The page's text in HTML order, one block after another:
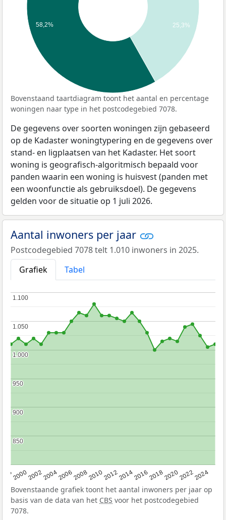
25,3%
58,2%
Bovenstaand taartdiagram toont het aantal en percentage
woningen naar type in het postcodegebied 7078.
De gegevens over soorten woningen zijn gebaseerd
op de Kadaster woningtypering en de gegevens over
stand- en ligplaatsen van het Kadaster. Het soort
woning is geografisch-algoritmisch bepaald voor
panden waarin een woning is huisvest (panden met
een woonfunctie als gebruiksdoel). De gegevens
gelden voor de situatie op 1 juli 2026.
Aantal inwoners per jaar
Postcodegebied 7078 telt 1.010 inwoners in 2025.
Grafiek
Tabel
2000200220042006200820102012201420162018202020222024
850
850
900
900
950
950
1.000
1.000
1.050
1.050
1.100
1.100
Bovenstaande grafiek toont het aantal inwoners per jaar op
basis van de data van het CBS voor het postcodegebied
7078.